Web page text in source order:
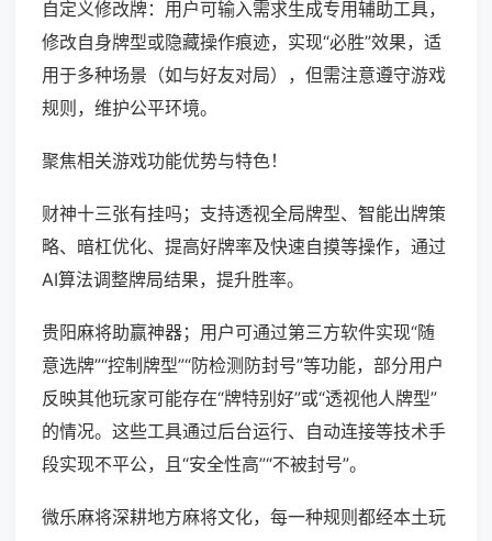
自定义修改牌：用户可输入需求生成专用辅助工具，
修改自身牌型或隐藏操作痕迹，实现“必胜”效果，适
用于多种场景（如与好友对局），但需注意遵守游戏
规则，维护公平环境。
聚焦相关游戏功能优势与特色！
财神十三张有挂吗；支持透视全局牌型、智能出牌策
略、暗杠优化、提高好牌率及快速自摸等操作，通过
AI算法调整牌局结果，提升胜率。
贵阳麻将助赢神器；用户可通过第三方软件实现“随
意选牌”“控制牌型”“防检测防封号”等功能，部分用户
反映其他玩家可能存在“牌特别好”或“透视他人牌型”
的情况。这些工具通过后台运行、自动连接等技术手
段实现不平公，且“安全性高”“不被封号”。
微乐麻将深耕地方麻将文化，每一种规则都经本土玩